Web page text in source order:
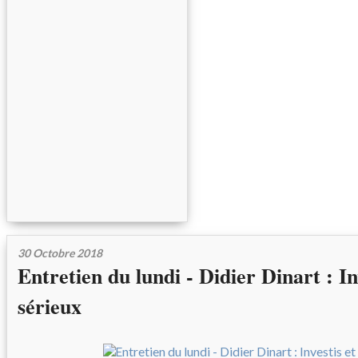
30 Octobre 2018
Entretien du lundi - Didier Dinart :
sérieux